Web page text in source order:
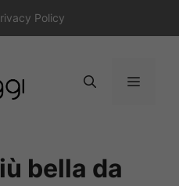
Policy
Menu
bella da